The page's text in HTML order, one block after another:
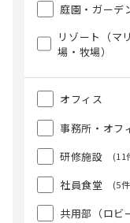
庭園・ガーデ
リゾート（マ
場・牧場）
オフィス
事務所・オフ
研修施設 (11
社員食堂 (5
共用部（ロビ